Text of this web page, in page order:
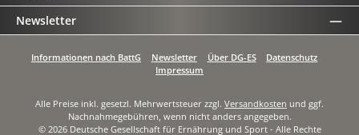
Newsletter
Informationen nach BattG Newsletter Über DG-ES
Datenschutz
Impressum
Alle Preise inkl. gesetzl. Mehrwertsteuer zzgl. Versandkosten und ggf.
Nachnahmegebühren, wenn nicht anders angegeben.
© 2026 Deutsche Gesellschaft für Ernährung und Sport - Alle Rechte